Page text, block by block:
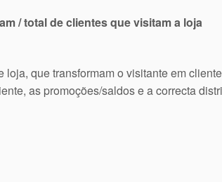
/ total de clientes que visitam a loja
que transformam o visitante em
as promoções/saldos e a correcta